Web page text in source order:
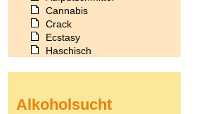
Cannabis
Crack
Ecstasy
Haschisch
Kokain
Alkoholsucht